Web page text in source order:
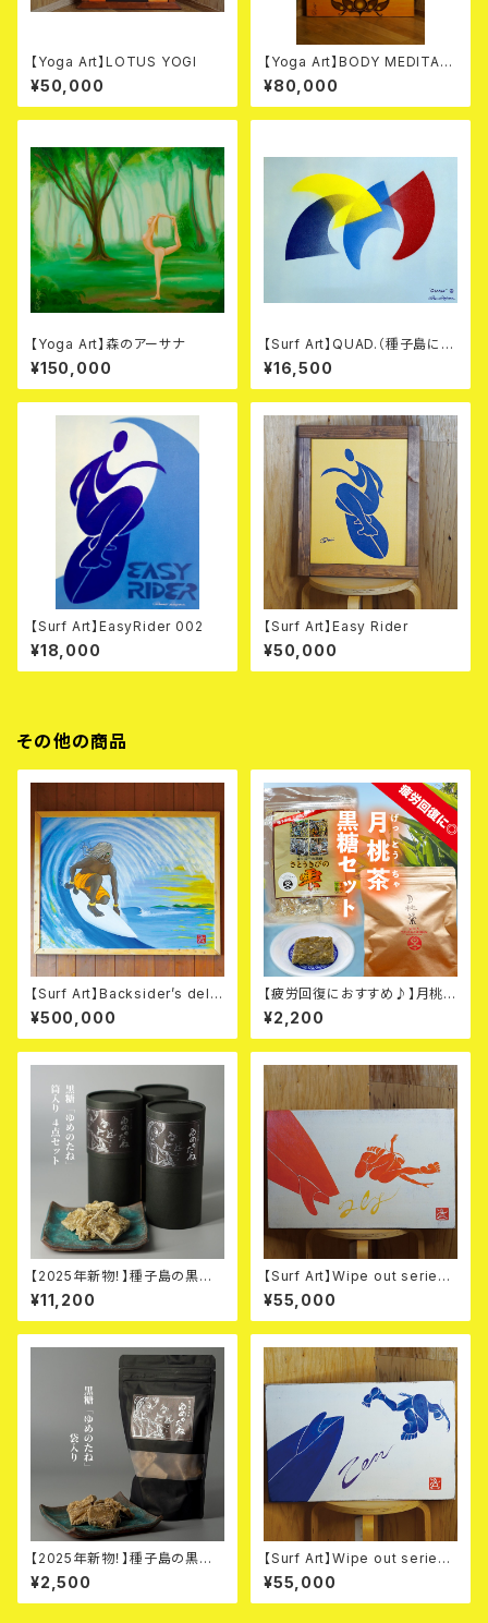
【Yoga Art】LOTUS YOGI
¥50,000
【Yoga Art】BODY MEDITATI
ON
¥80,000
【Yoga Art】森のアーサナ
¥150,000
【Surf Art】QUAD.（種子島に送
られてくる）
¥16,500
【Surf Art】EasyRider 002
¥18,000
【Surf Art】Easy Rider
¥50,000
その他の商品
【Surf Art】Backsider’s delig
ht
¥500,000
【疲労回復におすすめ♪】月桃茶
20gと黒糖200gのウェルネス
セット
¥2,200
【2025年新物！】種子島の黒糖
「ゆめのたね」 - 筒入り（200g）
「４点セット」
¥11,200
【Surf Art】Wipe out series "
Fly "
¥55,000
【2025年新物！】種子島の黒糖
「ゆめのたね」完全無農薬 有
機栽培 - 袋入り（200g）
¥2,500
【Surf Art】Wipe out series "
Zen "
¥55,000